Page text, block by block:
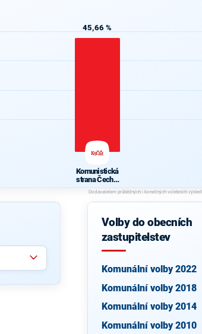
45,66 %
Komunistická
strana Čech a
Moravy
Volby do obecních
zastupitelstev
Komunální volby 2022
Komunální volby 2018
Komunální volby 2014
Komunální volby 2010